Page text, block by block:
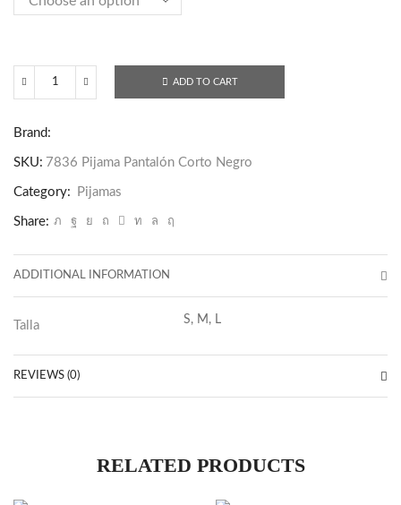
Corto
ADD TO CART
Brand:
SKU: 7836 Pijama Pantalón Corto Negro
Category: Pijamas
Share:
ADDITIONAL INFORMATION
Talla S, M, L
REVIEWS (0)
RELATED PRODUCTS